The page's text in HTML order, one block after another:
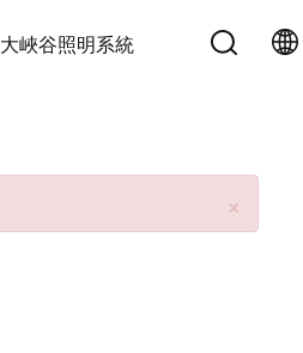
大峽谷照明系統
×